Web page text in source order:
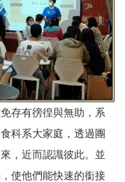
存有徬徨與無助，系
科系大家庭，透過團
，近而認識彼此。並
使他們能快速的銜接